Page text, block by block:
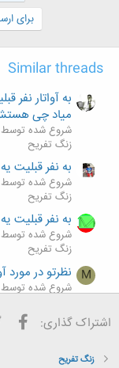
برای
Similar threads
به آواتار نفر
میاد چی
شروع شده توسط scorpion_tur
زنگ تفريح
به نفر قبلیت
شروع شده توسط pesare abidell
زنگ تفريح
به نفر قبلیت
شروع شده
زنگ تفريح
M نظرتو در مورد
شروع شده توسط moda
ب امضا و آواتار
زنگ تفريح
اشتراک گذاری:
زنگ تفريح